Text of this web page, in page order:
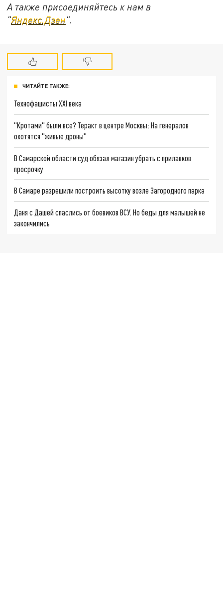
А также присоединяйтесь к нам в
"Яндекс.Дзен".
ЧИТАЙТЕ ТАКЖЕ:
Технофашисты XXI века
"Кротами" были все? Теракт в центре Москвы: На генералов
охотятся "живые дроны"
В Самарской области суд обязал магазин убрать с прилавков
просрочку
В Самаре разрешили построить высотку возле Загородного парка
Даня с Дашей спаслись от боевиков ВСУ. Но беды для малышей не
закончились